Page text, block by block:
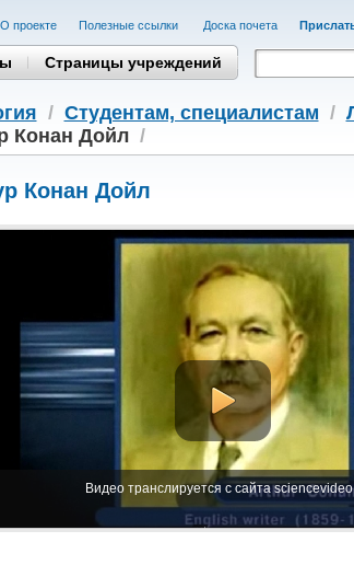
О проекте Полезные cсылки Доска почета
Страницы учреждений
/ Студентам, cпециалистам /
Конан Дойл/
Конан Дойл
Видео транслируется с сайта